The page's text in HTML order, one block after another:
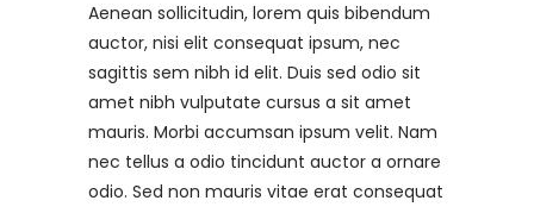
Aenean sollicitudin, lorem quis bibendum
auctor, nisi elit consequat ipsum, nec
sagittis sem nibh id elit. Duis sed odio sit
amet nibh vulputate cursus a sit amet
mauris. Morbi accumsan ipsum velit. Nam
nec tellus a odio tincidunt auctor a ornare
odio. Sed non mauris vitae erat consequat